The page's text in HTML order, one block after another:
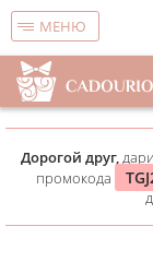
МЕНЮ
Дорогой друг,
промокода